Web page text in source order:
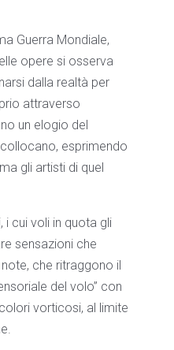
Guerra Mondiale,
opere si osserva
dalla realtà per
attraverso
un elogio del
esprimendo
gli artisti di quel
i cui voli in quota gli
sensazioni che
che ritraggono il
del volo” con
vorticosi, al limite